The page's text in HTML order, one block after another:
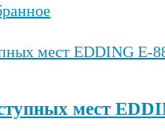
мест